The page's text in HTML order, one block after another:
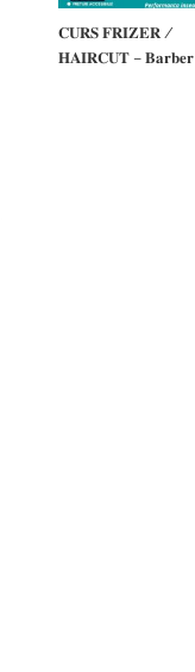
𝐂𝐔𝐑𝐒 𝐅𝐑𝐈𝐙𝐄𝐑 /
𝐇𝐀𝐈𝐑𝐂𝐔𝐓 – 𝐁𝐚𝐫𝐛𝐞𝐫